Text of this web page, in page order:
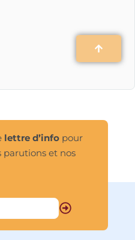
lettre d’infopour
parutions et nos